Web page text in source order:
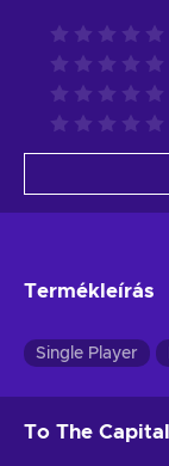
Termékleírás
Single Player
To The Capital